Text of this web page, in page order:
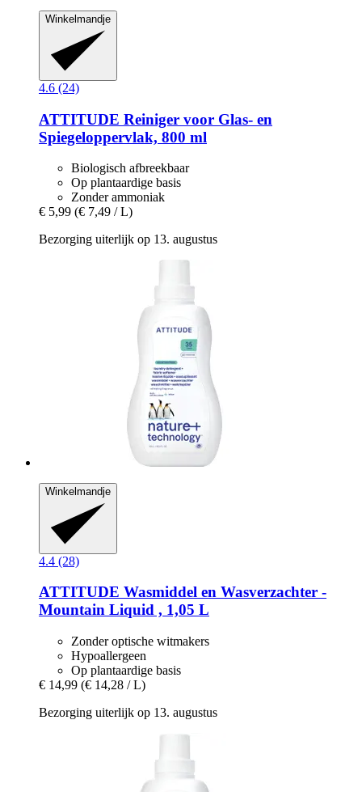
Winkelmandje
4.6 (24)
ATTITUDE Reiniger voor Glas-​ en
Spiegeloppervlak, 800 ml
Biologisch afbreekbaar
Op plantaardige basis
Zonder ammoniak
€ 5,99 (€ 7,49 / L)
Bezorging uiterlijk op 13. augustus
Winkelmandje
4.4 (28)
ATTITUDE Wasmiddel en Wasverzachter -​
Mountain Liquid , 1,05 L
Zonder optische witmakers
Hypoallergeen
Op plantaardige basis
€ 14,99 (€ 14,28 / L)
Bezorging uiterlijk op 13. augustus